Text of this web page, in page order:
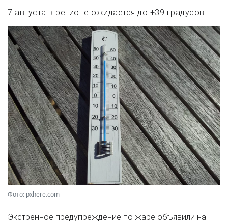
7 августа в регионе ожидается до +39 градусов
Фото: pxhere.com
Экстренное предупреждение по жаре объявили на